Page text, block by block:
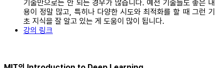
기술만으로는 안 되는 경우가 많습니다. 예전 기술들도 좋은 내
용이 정말 많고, 특히나 다양한 시도와 최적화를 할 때 그런 기
초 지식을 잘 알고 있는 게 도움이 많이 됩니다.
강의 링크